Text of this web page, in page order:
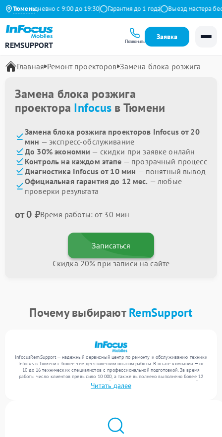
Тюмень
Ежедневно с 9:00 до 19:30 Гарантия до 1 года Выезд мастера
REMSUPPORT Позвонить
Заявка
Главная Ремонт проекторов Замена блока розжига
Замена блока розжига
проектора Infocus в Тюмени
Замена блока розжига проекторов Infocus от 20
мин — экспресс-обслуживание
До 30% экономии — скидки при заявке онлайн
Контроль на каждом этапе — прозрачный процесс
Диагностика Infocus от 10 мин — понятный вывод
Официальная гарантия до 12 мес. — любые
проверки результата
от 0 ₽Время работы: от 30 мин
Записаться
Скидка 20% при записи на сайте
Почему выбираютRemSupport
InfocusRemSupport — надежный сервисный центр по ремонту и обслуживанию техники
Infocus в Тюмени с более чем десятилетним опытом работы. В штате компании — от
10 до 16 технических специалистов с профессиональной подготовкой. За время
работы число клиентов превысило 10 000, а также выполнено выполнено более 12
000 ремонтов. Ежемесячно в сервисный центр поступает более 300 обращений,
включая , , . Мы выполняем ремонт различного уровня сложности и поддерживаем
Читать далее